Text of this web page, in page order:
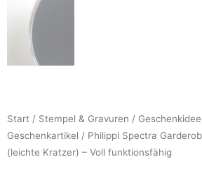
Start / Stempel & Gravuren /
Geschenkartikel / Philippi Spectra
(leichte Kratzer) – Voll funktionsfähig